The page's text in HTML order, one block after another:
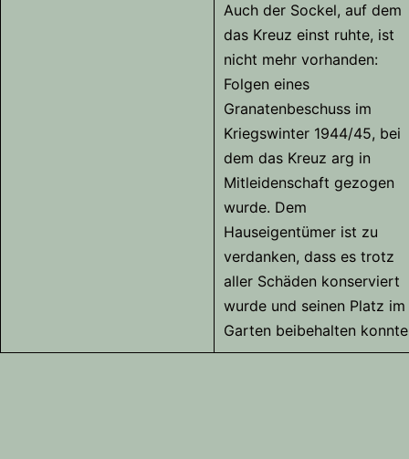
Auch der Sockel, auf dem
das Kreuz einst ruhte, ist
nicht mehr vorhanden:
Folgen eines
Granatenbeschuss im
Kriegswinter 1944/45, bei
dem das Kreuz arg in
Mitleidenschaft gezogen
wurde. Dem
Hauseigentümer ist zu
verdanken, dass es trotz
aller Schäden konserviert
wurde und seinen Platz im
Garten beibehalten